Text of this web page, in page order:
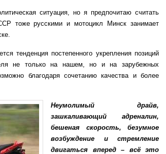
ситуация, но я предпочитаю считать
тоже русскими и мотоцикл Минск занимает
тенденция постепенного укрепления позиций
не только на нашем, но и на зарубежных
благодаря сочетанию качества и более
Неумолимый драйв,
зашкаливающий адреналин,
бешеная скорость, безумное
возбуждение и стремление
двигаться вперед – всё это